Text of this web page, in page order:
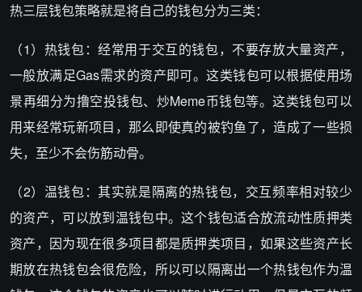
热三层钱包策略就是将自己的钱包分为三类：
（1）热钱包：经常用于交互的钱包，不要存放大量资产，
一般放满足Gas需求的资产即可。这类钱包可以根据使用场
景再细分为撸空投钱包、炒Meme币钱包等。这类钱包可以
用来经常玩新项目，那么即使真的被钓鱼了，造成了一些损
失，至少不会伤筋动骨。
（2）温钱包：其实就是隔离的热钱包，交互频率相对较少
的资产，可以放到温钱包中。这个钱包适合放流动性质押类
资产，因为现在很多项目都是质押类项目，如果这些资产长
期放在热钱包会很危险，所以可以隔离出一个热钱包作为温